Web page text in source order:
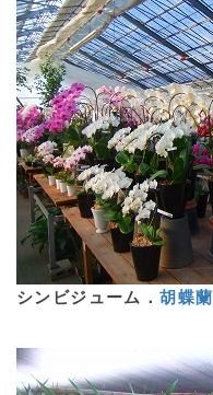
シンビジューム．胡蝶蘭